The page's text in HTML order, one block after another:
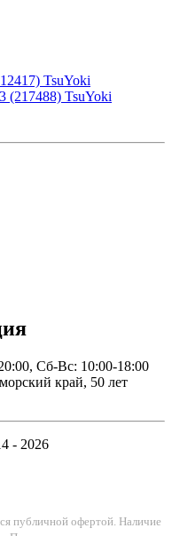
TsuYoki
(217488) TsuYoki
Сб-Вс: 10:00-18:00
край, 50 лет
- 2026
публичной офертой. Наличие